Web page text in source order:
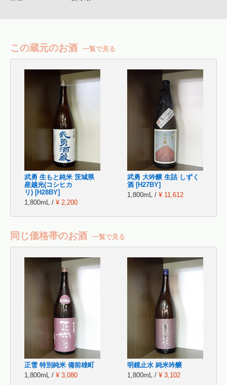
この蔵元のお酒 一覧で見る
武勇 生もと純米 茨城県
産越光(コシヒカ
リ) [H28BY]
1,800mL / ¥ 2,200
武勇 大吟醸 生詰 しずく
酒 [H27BY]
1,800mL / ¥ 11,612
同じ価格帯のお酒 一覧で見る
正雪 特別純米 備前雄町
1,800mL / ¥ 3,080
明鏡止水 純米吟醸
1,800mL / ¥ 3,102